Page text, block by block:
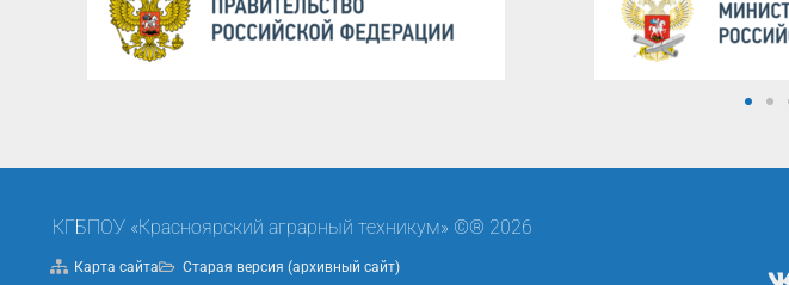
КГБПОУ «Красноярский аграрный техникум» ©® 2026
Карта сайта Старая версия (архивный сайт)